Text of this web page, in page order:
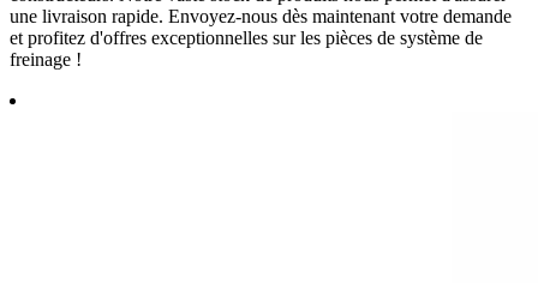
une livraison rapide. Envoyez-nous dès maintenant votre demande
et profitez d'offres exceptionnelles sur les pièces de système de
freinage !